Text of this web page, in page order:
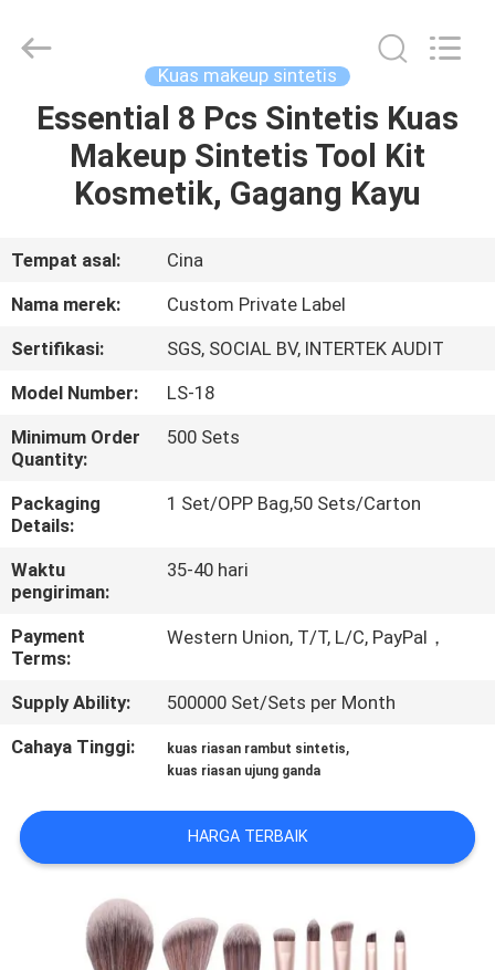
RUMAH
PRODUK
TENTANG
KAMI
TUR
PABRIK
KONTROL
KUALITAS
SITEMAP
PRIVACY
POLICY
Reserved.
Kuas makeup sintetis
Essential 8 Pcs Sintetis Kuas
Makeup Sintetis Tool Kit
Kosmetik, Gagang Kayu
Tempat asal:
Cina
Nama merek:
Custom Private Label
Sertifikasi:
SGS, SOCIAL BV, INTERTEK AUDIT
Model Number:
LS-18
Minimum Order
Quantity:
500 Sets
Packaging
Details:
1 Set/OPP Bag,50 Sets/Carton
Waktu
pengiriman:
35-40 hari
Payment
Terms:
Western Union, T/T, L/C, PayPal，
Supply Ability:
500000 Set/Sets per Month
Cahaya Tinggi:
kuas riasan rambut sintetis,
kuas riasan ujung ganda
HARGA TERBAIK